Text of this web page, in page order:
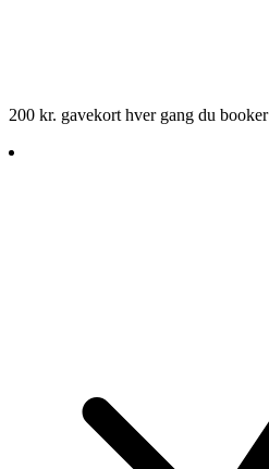
200 kr. gavekort hver gang du booker